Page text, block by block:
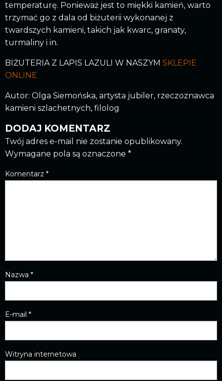
temperaturę. Ponieważ jest to miękki kamień, warto
trzymać go z dala od biżuterii wykonanej z
twardszych kamieni, takich jak kwarc, granaty,
turmaliny i in.
BIŻUTERIA Z LAPIS LAZULI W NASZYM SKLEPIE
ONLINE
Autor: Olga Siemońska, artysta jubiler, rzeczoznawca
kamieni szlachetnych, filolog
DODAJ KOMENTARZ
Twój adres e-mail nie zostanie opublikowany.
Wymagane pola są oznaczone *
Komentarz *
Nazwa *
E-mail *
Witryna internetowa